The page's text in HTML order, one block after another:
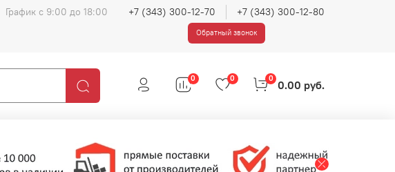
График с 9:00 до 18:00 +7 (343) 300-12-70 +7 (343) 300-12-80
Обратный звонок
0 0 0 0.00 руб.